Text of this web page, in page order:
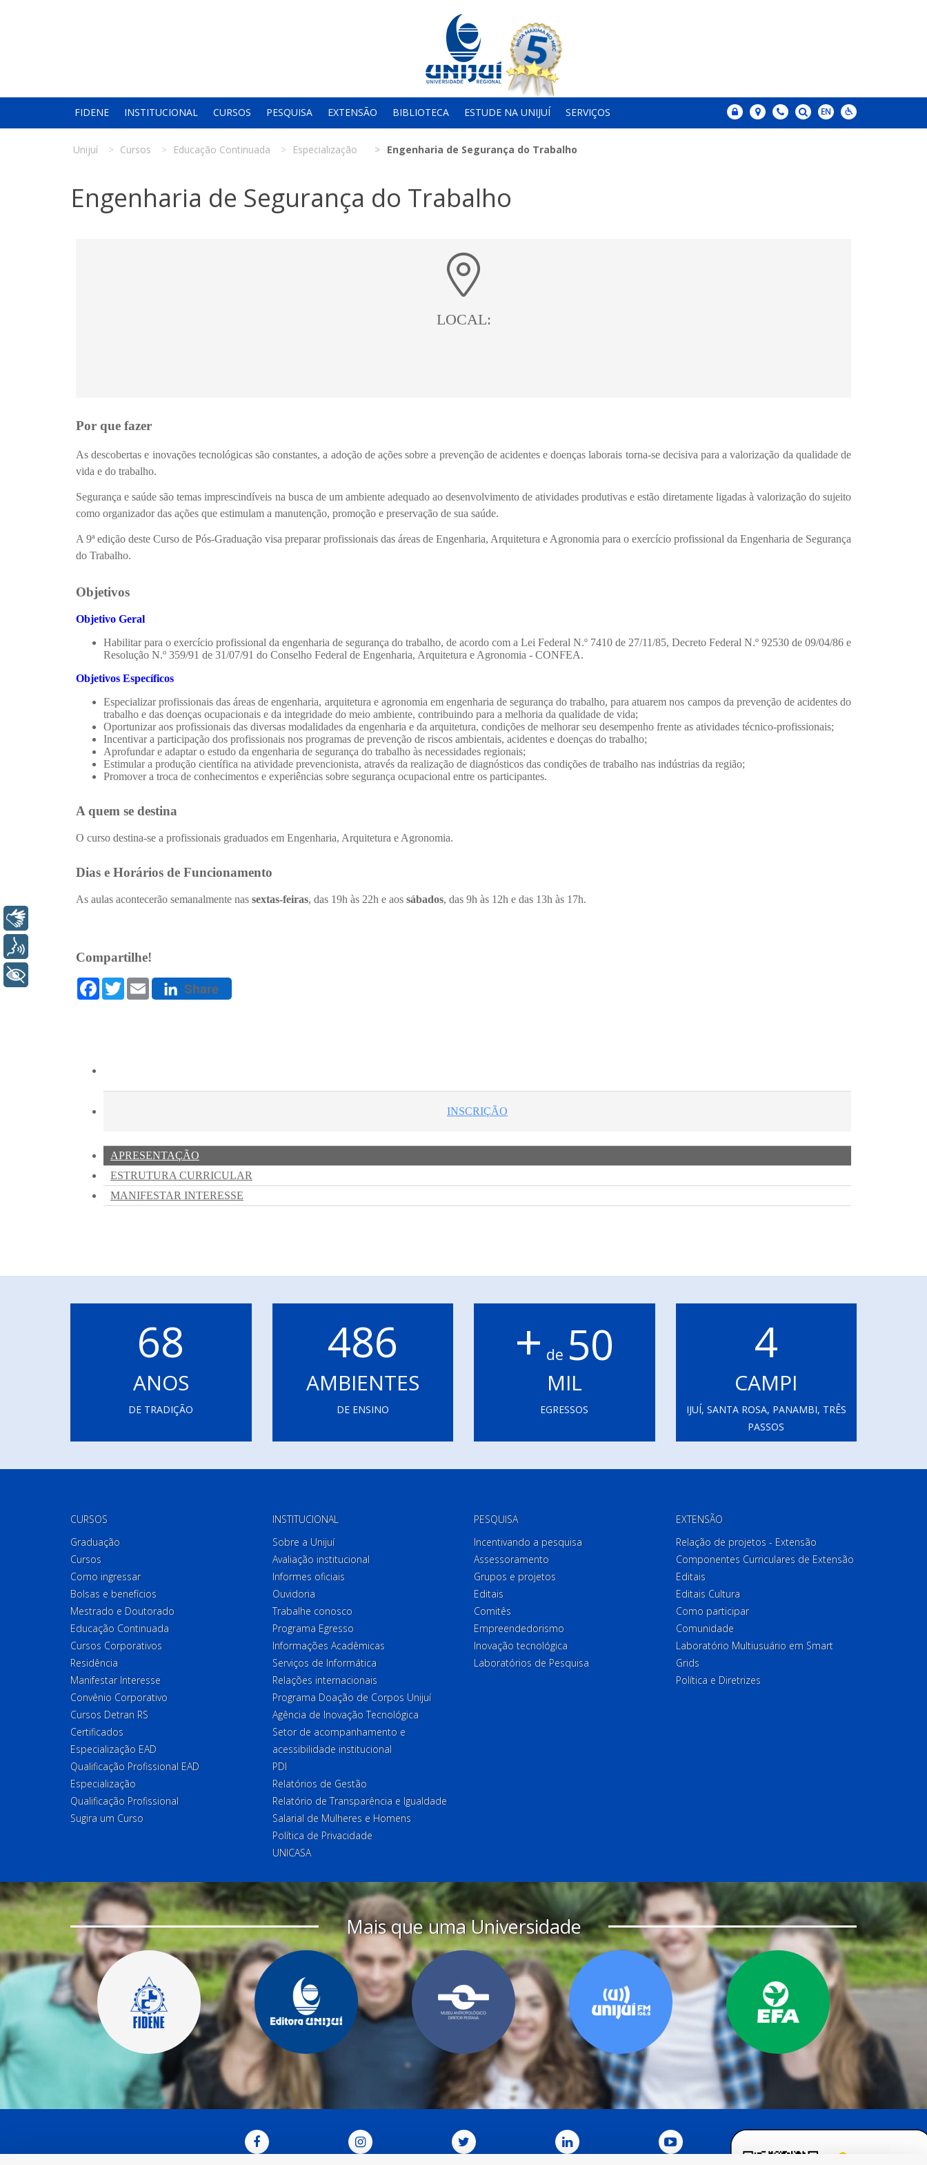
FIDENE INSTITUCIONAL CURSOS PESQUISA EXTENSÃO BIBLIOTECA ESTUDE NA UNIJUÍ SERVIÇOS
Unijuí Cursos Educação Continuada Especialização Engenharia de Segurança do Trabalho
Engenharia de Segurança do Trabalho
68
ANOS
DE TRADIÇÃO
486
AMBIENTES
DE ENSINO
+ de 50
MIL
EGRESSOS
4
CAMPI
IJUÍ, SANTA ROSA, PANAMBI, TRÊS
PASSOS
CURSOS
Graduação
Cursos
Como ingressar
Bolsas e benefícios
Mestrado e Doutorado
Educação Continuada
Cursos Corporativos
Residência
Manifestar Interesse
Convênio Corporativo
Cursos Detran RS
Certificados
Especialização EAD
Qualificação Profissional EAD
Especialização
Qualificação Profissional
Sugira um Curso
INSTITUCIONAL
Sobre a Unijuí
Avaliação institucional
Informes oficiais
Ouvidoria
Trabalhe conosco
Programa Egresso
Informações Acadêmicas
Serviços de Informática
Relações internacionais
Programa Doação de Corpos Unijuí
Agência de Inovação Tecnológica
Setor de acompanhamento e
acessibilidade institucional
PDI
Relatórios de Gestão
Relatório de Transparência e Igualdade
Salarial de Mulheres e Homens
Política de Privacidade
UNICASA
PESQUISA
Incentivando a pesquisa
Assessoramento
Grupos e projetos
Editais
Comitês
Empreendedorismo
Inovação tecnológica
Laboratórios de Pesquisa
EXTENSÃO
Relação de projetos - Extensão
Componentes Curriculares de Extensão
Editais
Editais Cultura
Como participar
Comunidade
Laboratório Multiusuário em Smart
Grids
Política e Diretrizes
Mais que uma Universidade
+ Acessibilidade